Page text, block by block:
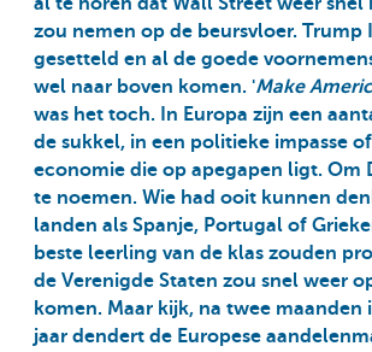
zou nemen op de beursvloer. Trump
gesetteld en al de goede
wel naar boven komen. 'Make
was het toch. In Europa zijn een
de sukkel, in een politieke impasse
economie die op apegapen ligt. Om
te noemen. Wie had ooit kunnen
landen als Spanje, Portugal of
beste leerling van de klas zouden
de Verenigde Staten zou snel weer
komen. Maar kijk, na twee maanden
jaar dendert de Europese